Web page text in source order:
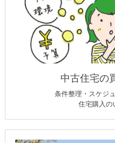
中古住宅の
条件整理・スケジ
住宅購入の